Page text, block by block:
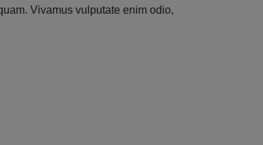
Vivamus vulputate enim odio,